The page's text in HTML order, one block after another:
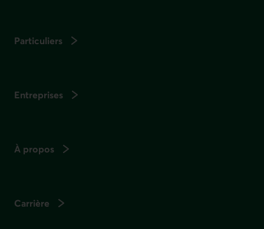
Particuliers
Entreprises
À propos
Carrière